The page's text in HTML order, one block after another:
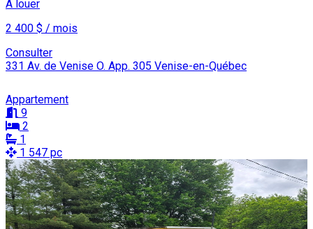
À louer
2 400 $ / mois
Consulter
331 Av. de Venise O. App. 305 Venise-en-Québec
Appartement
9
2
1
1 547 pc